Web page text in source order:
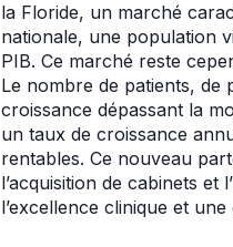
la Floride, un marché
nationale, une population
PIB. Ce marché reste
Le nombre de patients, de
croissance dépassant la
un taux de croissance
rentables. Ce nouveau
l’acquisition de cabinets
l’excellence clinique et